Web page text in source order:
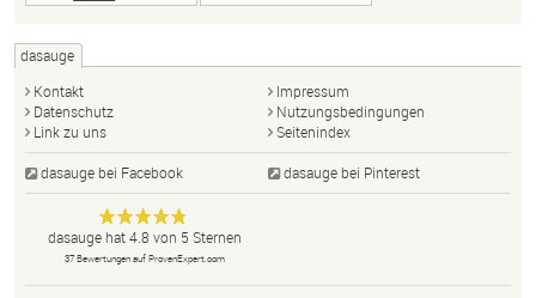
dasauge
Kontakt
Impressum
Datenschutz
Nutzungsbedingungen
Link zu uns
Seitenindex
dasauge bei Facebook dasauge bei Pinterest
dasauge
Designer,
Fotografen,
Agenturen,
Anonym
dasaugehat4.8 von 5 Sternen
37Bewertungen auf ProvenExpert.com